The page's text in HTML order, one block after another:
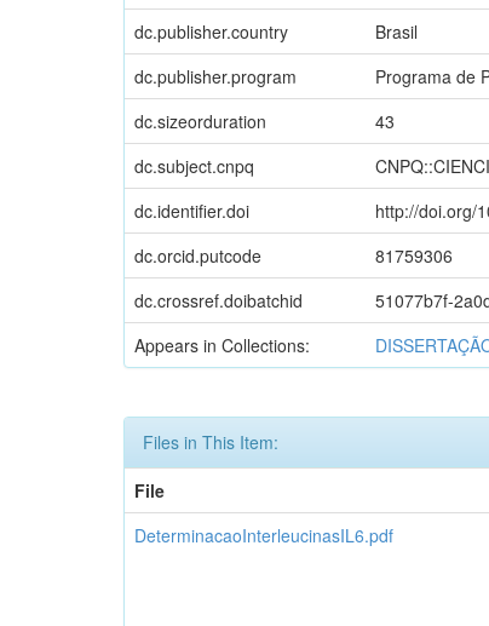
dc.publisher.country Brasil
dc.publisher.program
Programa de
dc.sizeorduration
43
dc.subject.cnpq
dc.identifier.doi
http://doi.org/
dc.orcid.putcode
81759306
dc.crossref.doibatchid
51077b7f-
Appears in Collections:
Files in This Item:
File
DeterminacaoInterleucinasIL6.pdf